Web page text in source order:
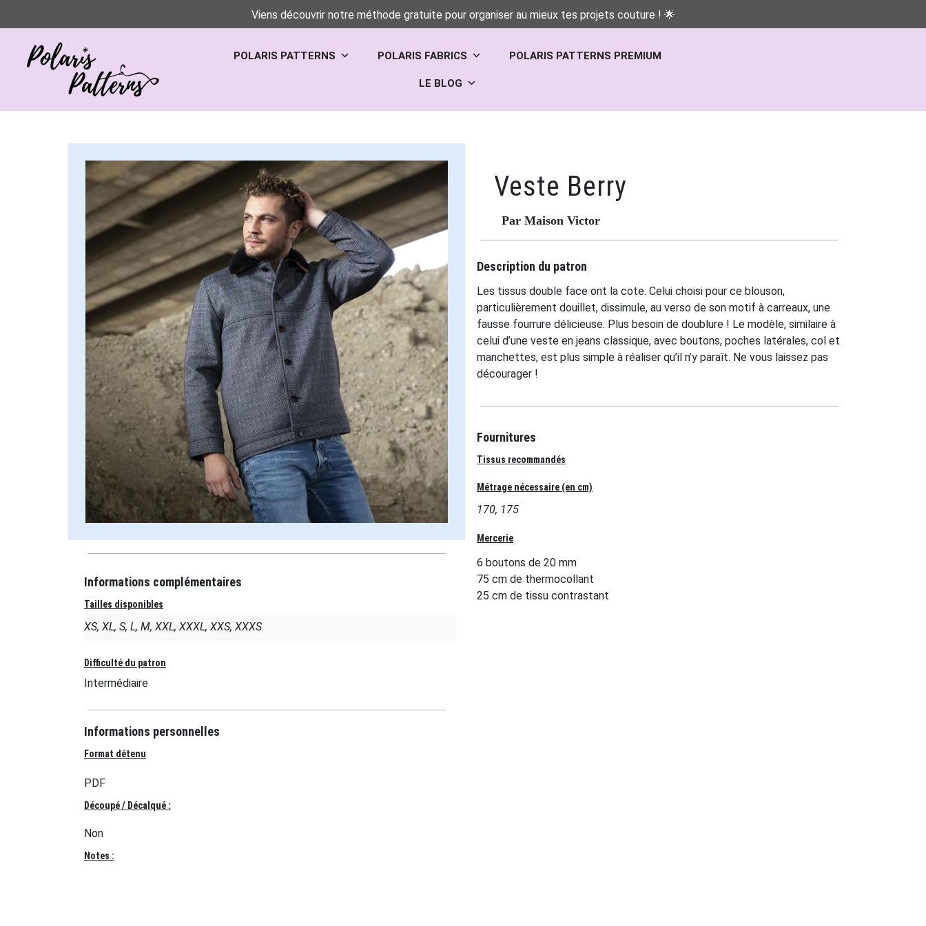
Viens découvrir notre méthode gratuite pour organiser au mieux tes projets couture ! 🌟
POLARIS PATTERNS POLARIS FABRICS POLARIS PATTERNS PREMIUM
LE BLOG
Informations complémentaires
Tailles disponibles
XS, XL, S, L, M, XXL, XXXL, XXS, XXXS
Difficulté du patron
Intermédiaire
Informations personnelles
Format détenu
PDF
Découpé / Décalqué :
Non
Notes :
Veste Berry
Par Maison Victor
Description du patron
Les tissus double face ont la cote. Celui choisi pour ce blouson,
particulièrement douillet, dissimule, au verso de son motif à carreaux, une
fausse fourrure délicieuse. Plus besoin de doublure ! Le modèle, similaire à
celui d’une veste en jeans classique, avec boutons, poches latérales, col et
manchettes, est plus simple à réaliser qu’il n’y paraît. Ne vous laissez pas
décourager !
Fournitures
Tissus recommandés
Métrage nécessaire (en cm)
170, 175
Mercerie
6 boutons de 20 mm
75 cm de thermocollant
25 cm de tissu contrastant